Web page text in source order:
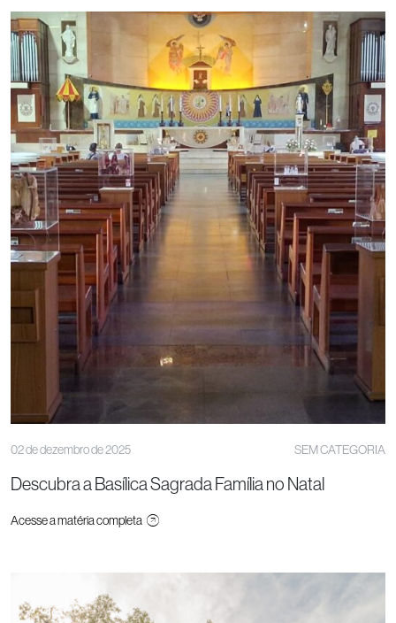
02 de dezembro de 2025 SEM CATEGORIA
Descubra a Basílica Sagrada Família no Natal
Acesse a matéria completa